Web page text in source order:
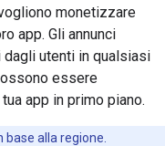
monetizzare
app. Gli annunci
utenti in qualsiasi
essere
app in primo piano.
alla regione.